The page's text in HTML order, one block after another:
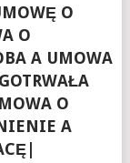
O
O
A UMOWA
O
A